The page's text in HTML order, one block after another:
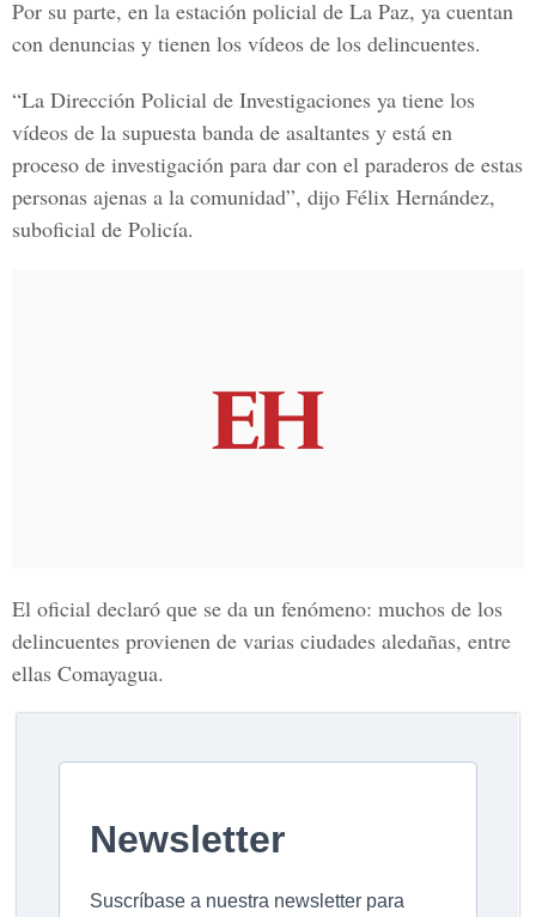
Por su parte, en la estación policial de La Paz, ya cuentan
con denuncias y tienen los vídeos de los delincuentes.
“La Dirección Policial de Investigaciones ya tiene los
vídeos de la supuesta banda de asaltantes y está en
proceso de investigación para dar con el paraderos de estas
personas ajenas a la comunidad”, dijo Félix Hernández,
suboficial de Policía.
El oficial declaró que se da un fenómeno: muchos de los
delincuentes provienen de varias ciudades aledañas, entre
ellas Comayagua.